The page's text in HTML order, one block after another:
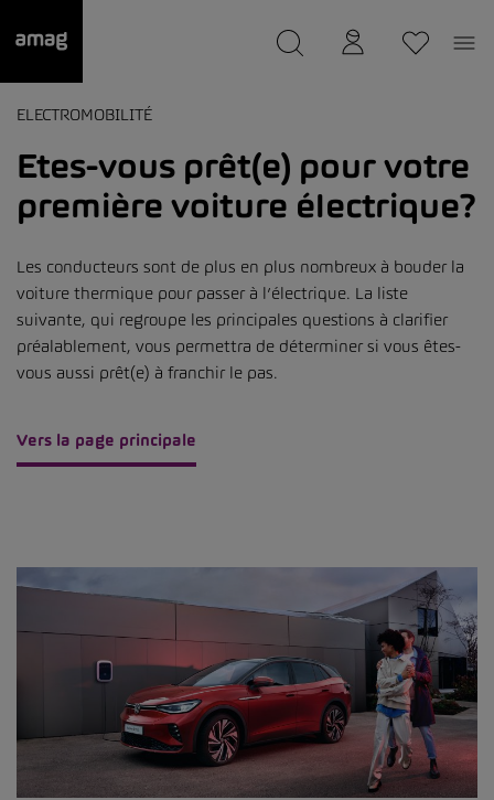
ELECTROMOBILITÉ
Etes-vous prêt(e) pour votre
première voiture électrique?
Les conducteurs sont de plus en plus nombreux à bouder la
voiture thermique pour passer à l’électrique. La liste
suivante, qui regroupe les principales questions à clarifier
préalablement, vous permettra de déterminer si vous êtes-
vous aussi prêt(e) à franchir le pas.
Vers la page principale